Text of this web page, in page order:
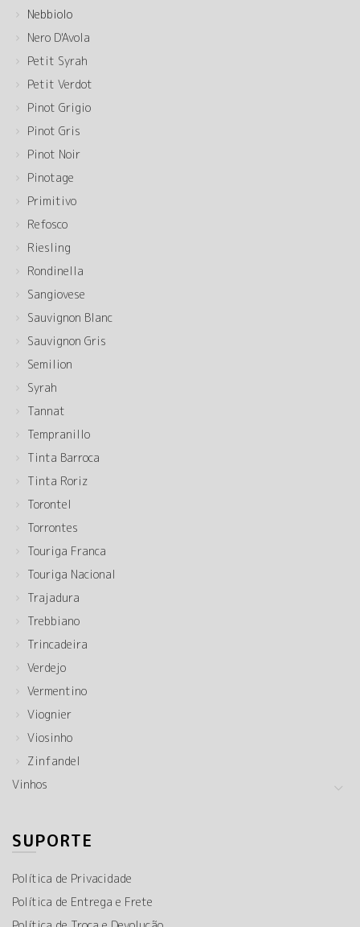
Nebbiolo
Nero D'Avola
Petit Syrah
Petit Verdot
Pinot Grigio
Pinot Gris
Pinot Noir
Pinotage
Primitivo
Refosco
Riesling
Rondinella
Sangiovese
Sauvignon Blanc
Sauvignon Gris
Semilion
Syrah
Tannat
Tempranillo
Tinta Barroca
Tinta Roriz
Torontel
Torrontes
Touriga Franca
Touriga Nacional
Trajadura
Trebbiano
Trincadeira
Verdejo
Vermentino
Viognier
Viosinho
Zinfandel
Vinhos
SUPORTE
Política de Privacidade
Política de Entrega e Frete